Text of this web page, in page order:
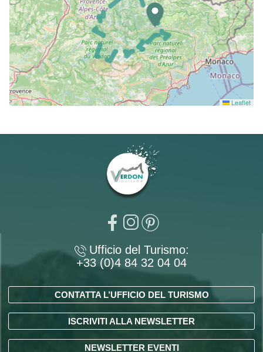
Leaflet
Ufficio del Turismo:
+33 (0)4 84 32 04 04
CONTATTA L’UFFICIO DEL TURISMO
ISCRIVITI ALLA NEWSLETTER
NEWSLETTER EVENTI